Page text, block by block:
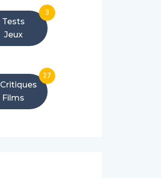
Tests
Jeux
3
Critiques
Films
27